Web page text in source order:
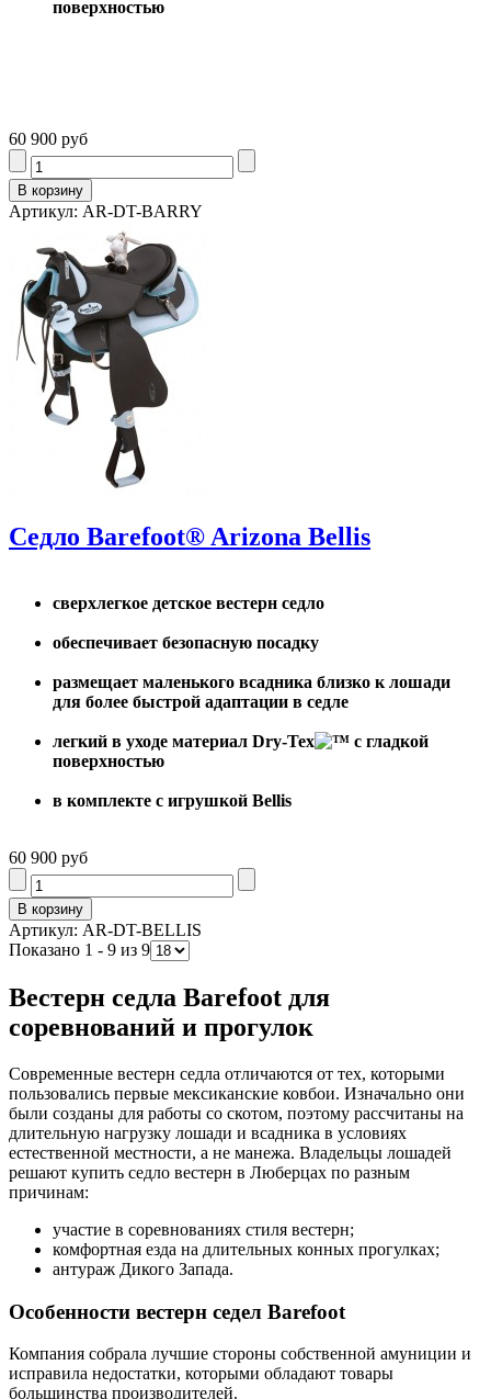
поверхностью
60 900 руб
Артикул: AR-DT-BARRY
Седло Barefoot® Arizona Bellis
сверхлегкое детское вестерн седло
обеспечивает безопасную посадку
размещает маленького всадника близко к лошади
для более быстрой адаптации в седле
легкий в уходе материал Dry-Tex
с гладкой
поверхностью
в комплекте с игрушкой Bellis
60 900 руб
Артикул: AR-DT-BELLIS
Показано 1 - 9 из 9
Вестерн седла Barefoot для
соревнований и прогулок
Современные вестерн седла отличаются от тех, которыми
пользовались первые мексиканские ковбои. Изначально они
были созданы для работы со скотом, поэтому рассчитаны на
длительную нагрузку лошади и всадника в условиях
естественной местности, а не манежа. Владельцы лошадей
решают купить седло вестерн в Люберцах по разным
причинам:
участие в соревнованиях стиля вестерн;
комфортная езда на длительных конных прогулках;
антураж Дикого Запада.
Особенности вестерн седел Barefoot
Компания собрала лучшие стороны собственной амуниции и
исправила недостатки, которыми обладают товары
большинства производителей.